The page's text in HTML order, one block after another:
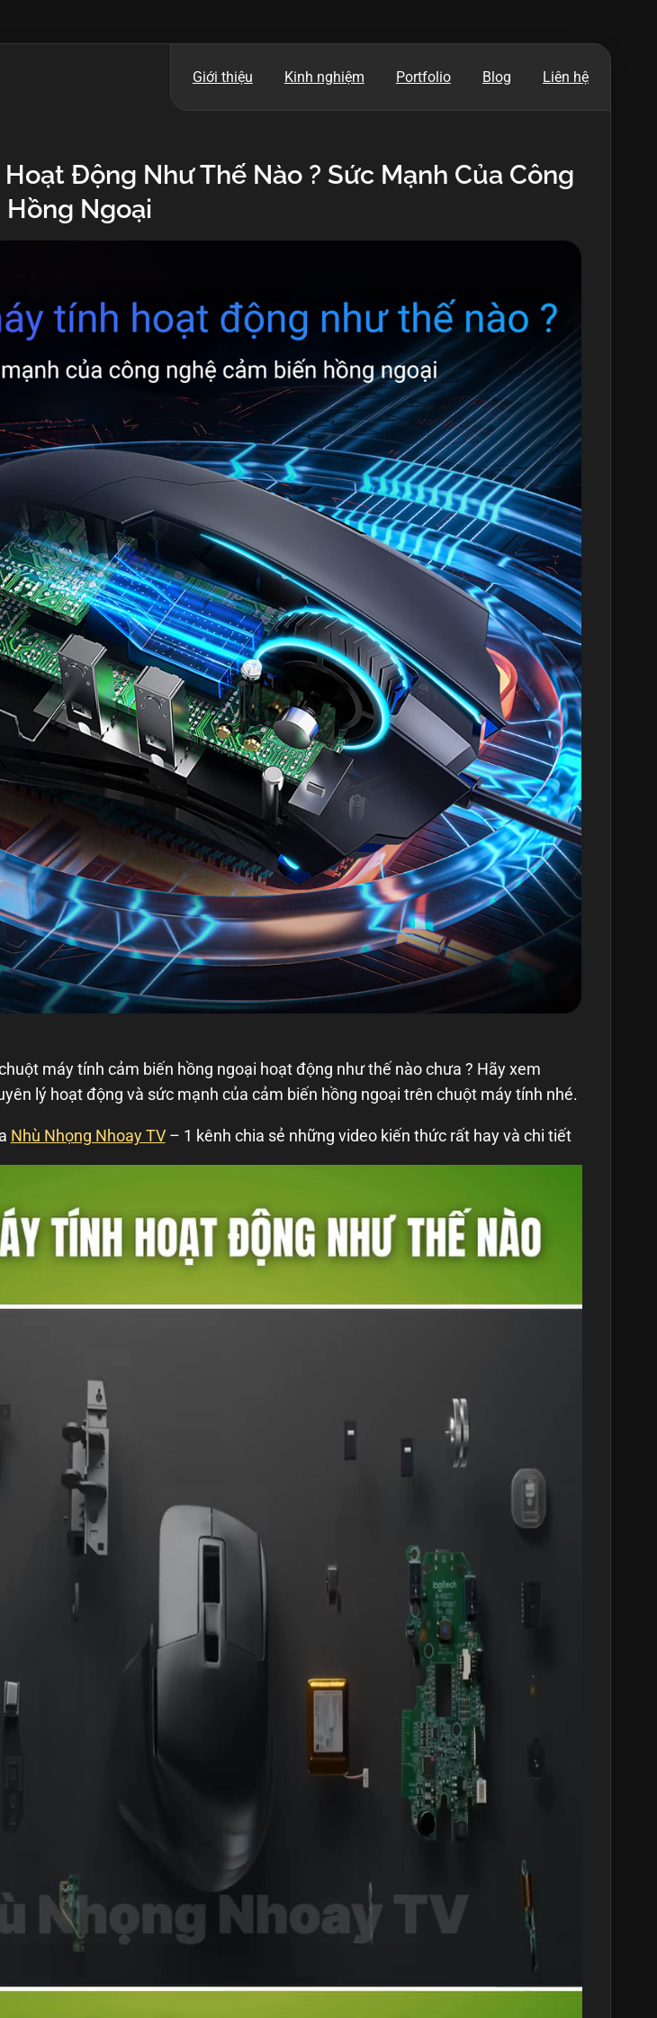
Giới thiệu Kinh nghiệm Portfolio Blog Liên hệ
Động Như Thế Nào ? Sức Mạnh Của Công
Hồng Ngoại
máy tính cảm biến hồng ngoại hoạt động như thế nào chưa ? Hãy xem
lý hoạt động và sức mạnh của cảm biến hồng ngoại trên chuột máy tính nhé.
Nhù Nhọng Nhoay TV– 1 kênh chia sẻ những video kiến thức rất hay và chi tiết